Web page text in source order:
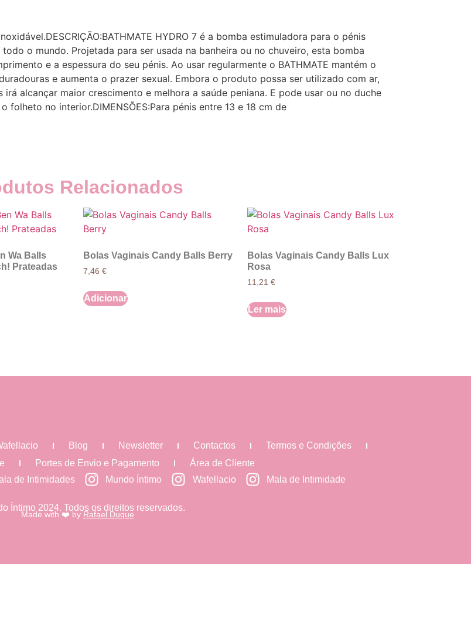
HYDRO 7 é a bomba estimuladora para o pénis
o mundo. Projetada para ser usada na banheira ou no chuveiro, esta bomba
e a espessura do seu pénis. Ao usar regularmente o BATHMATE mantém o
e aumenta o prazer sexual. Embora o produto possa ser utilizado com ar,
alcançar maior crescimento e melhora a saúde peniana. E pode usar ou no duche
folheto no interior.DIMENSÕES:Para pénis entre 13 e 18 cm de
Relacionados
Wa Balls
Prateadas
Bolas Vaginais Candy Balls Berry
7,46 €
Adicionar
Bolas Vaginais Candy Balls Lux
Rosa
11,21 €
Ler mais
Blog Newsletter Contactos
Termos e Condições
Portes de Envio e Pagamento
Área de Cliente
de Intimidades Mundo Íntimo Wafellacio Mala de Intimidade
Íntimo 2024. Todos os direitos reservados.
Made with ❤️ by Rafael Duque